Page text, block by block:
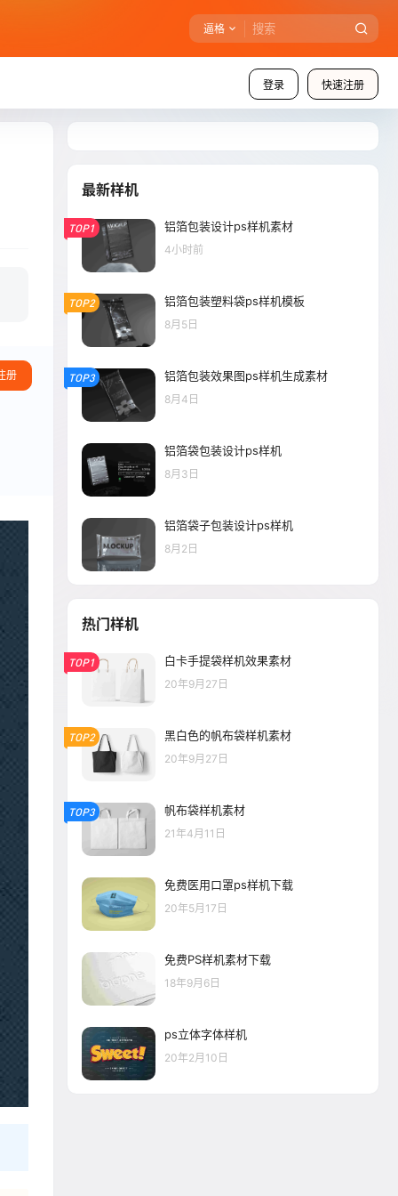
逼格
登录 快速注册
册
最新样机
TOP1 铝箔包装设计ps样机素材
4小时前
TOP2 铝箔包装塑料袋ps样机模板
8月5日
TOP3 铝箔包装效果图ps样机生成素材
8月4日
铝箔袋包装设计ps样机
8月3日
铝箔袋子包装设计ps样机
8月2日
热门样机
TOP1 白卡手提袋样机效果素材
20年9月27日
TOP2 黑白色的帆布袋样机素材
20年9月27日
TOP3 帆布袋样机素材
21年4月11日
免费医用口罩ps样机下载
20年5月17日
免费PS样机素材下载
18年9月6日
ps立体字体样机
20年2月10日